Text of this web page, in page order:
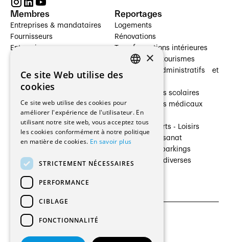
Membres
Entreprises & mandataires
Fournisseurs
Entreprises
Architectes paysagistes
Architectes d'intérieur
Entreprises générales
Ingénieurs et mandataires
Fabricants / Fournisseurs
Régies immobilières
Gestion PPE
Reportages
Logements
Rénovations
Transformations intérieures
Hôtelleries et tourismes
Bâtiments administratifs et
Établissements scolaires
Établissements médicaux
Villas
Cultures - Sports - Loisirs
Industrie - Artisanat
Transports et parkings
Constructions diverses
CGU et Politique de confidentialités
×
Ce site Web utilise des
cookies
Ce site web utilise des cookies pour
améliorer l'expérience de l'utilisateur. En
utilisant notre site web, vous acceptez tous
les cookies conformément à notre politique
en matière de cookies. En savoir plus
STRICTEMENT NÉCESSAIRES
PERFORMANCE
CIBLAGE
FONCTIONNALITÉ